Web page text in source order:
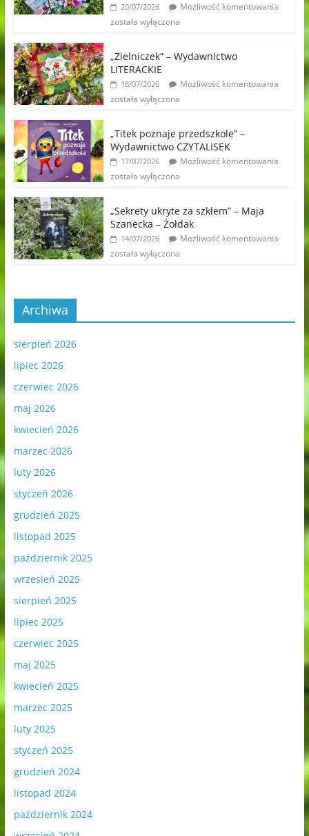
20/07/2026
Możliwość komentowania
została wyłączona
„Zielniczek” – Wydawnictwo
LITERACKIE
18/07/2026
Możliwość komentowania
została wyłączona
„Titek poznaje przedszkole” –
Wydawnictwo CZYTALISEK
17/07/2026
Możliwość komentowania
została wyłączona
„Sekrety ukryte za szkłem” – Maja
Szanecka – Żołdak
14/07/2026
Możliwość komentowania
została wyłączona
Archiwa
sierpień 2026
lipiec 2026
czerwiec 2026
maj 2026
kwiecień 2026
marzec 2026
luty 2026
styczeń 2026
grudzień 2025
listopad 2025
październik 2025
wrzesień 2025
sierpień 2025
lipiec 2025
czerwiec 2025
maj 2025
kwiecień 2025
marzec 2025
luty 2025
styczeń 2025
grudzień 2024
listopad 2024
październik 2024